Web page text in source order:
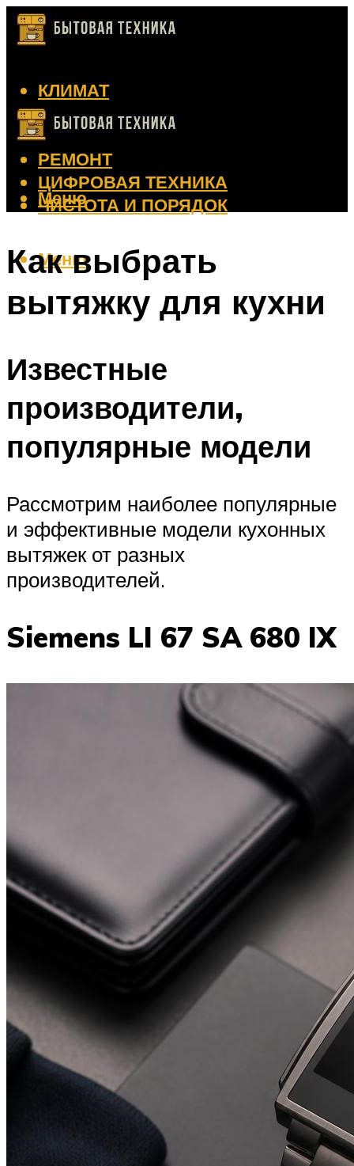
КЛИМАТ
КРАСОТА
КУХНЯ
РЕМОНТ
ЦИФРОВАЯ ТЕХНИКА
ЧИСТОТА И ПОРЯДОК
Меню
Меню
Как выбрать
вытяжку для кухни
Известные
производители,
популярные модели
Рассмотрим наиболее популярные
и эффективные модели кухонных
вытяжек от разных
производителей.
Siemens LI 67 SA 680 IX